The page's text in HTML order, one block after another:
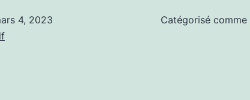
4, 2023
Catégorisé comme